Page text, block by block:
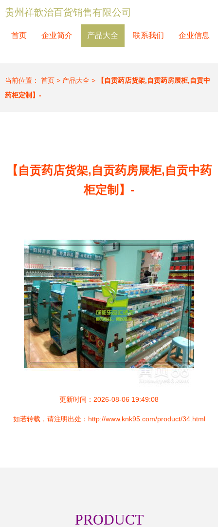
贵州祥歆治百货销售有限公司
首页 企业简介 产品大全 联系我们 企业信息
当前位置： 首页 > 产品大全 >
【自贡药店货架,自贡药房展柜,自贡中
药柜定制】-
【自贡药店货架,自贡药房展柜,自贡中药
柜定制】-
更新时间：2026-08-06 19:49:08
如若转载，请注明出处：http://www.knk95.com/product/34.html
PRODUCT